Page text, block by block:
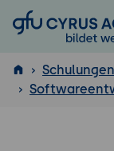
GFU Cyrus